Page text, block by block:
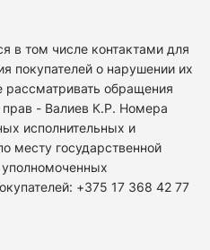
в том числе контактами для
покупателей о нарушении их
обращения
прав - Валиев К.Р. Номера
исполнительных и
месту государственной
+375 17 368 42 77